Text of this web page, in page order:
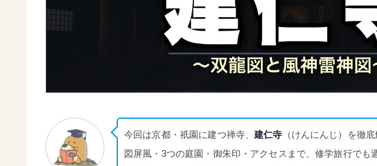
今回は京都・祇園に建つ禅寺、建仁寺 （けんにんじ）を徹
図屏風・3つの庭園・御朱印・アクセスまで、修学旅行でも